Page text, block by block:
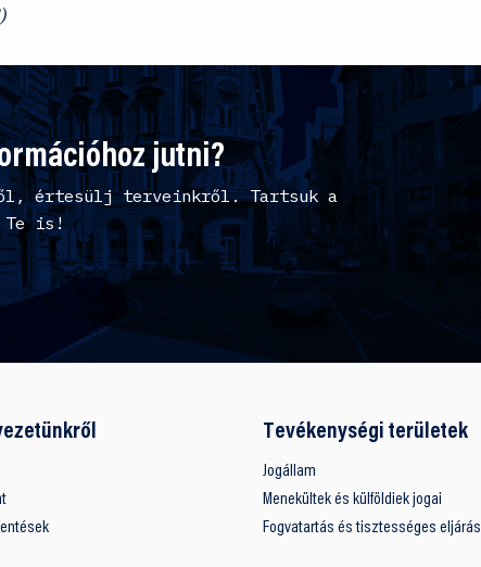
jutni?
értesülj terveinkről. Tartsuk a
Te is!
Tevékenységi területek
Jogállam
Menekültek és külföldiek jogai
Fogvatartás és tisztességes eljárás